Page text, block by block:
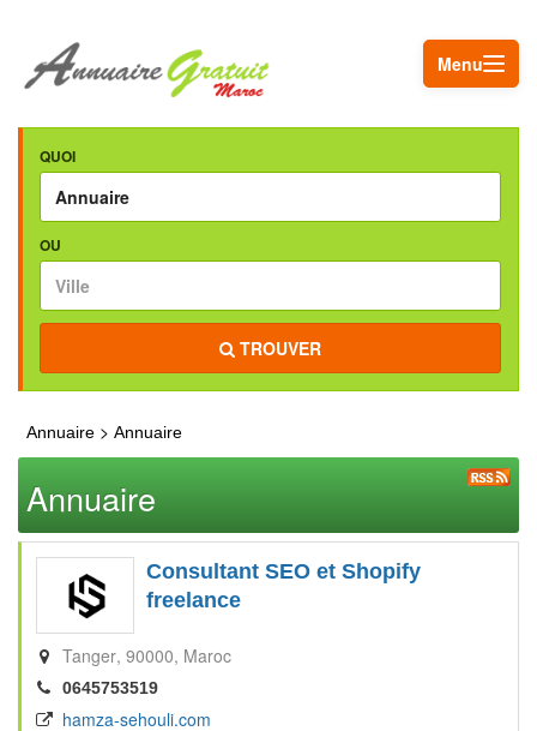
Menu
QUOI
OU
TROUVER
Annuaire > Annuaire
Annuaire
Consultant SEO et Shopify
freelance
Tanger‎ 90000 Maroc
0645753519
hamza-sehouli.com